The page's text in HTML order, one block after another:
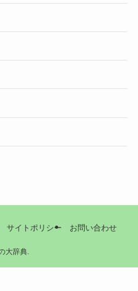
サイトポリシー お問い合わせ
大辞典.